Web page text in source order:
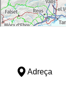
Adreça